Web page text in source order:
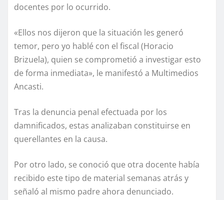
docentes por lo ocurrido.
«Ellos nos dijeron que la situación les generó
temor, pero yo hablé con el fiscal (Horacio
Brizuela), quien se comprometió a investigar esto
de forma inmediata», le manifestó a Multimedios
Ancasti.
Tras la denuncia penal efectuada por los
damnificados, estas analizaban constituirse en
querellantes en la causa.
Por otro lado, se conoció que otra docente había
recibido este tipo de material semanas atrás y
señaló al mismo padre ahora denunciado.